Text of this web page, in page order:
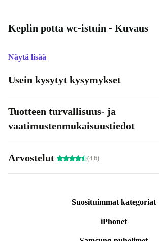
Keplin potta wc-istuin - Kuvaus
Näytä lisää
Usein kysytyt kysymykset
Tuotteen turvallisuus- ja
vaatimustenmukaisuustiedot
Arvostelut (4.6)
Suosituimmat kategoriat
iPhonet